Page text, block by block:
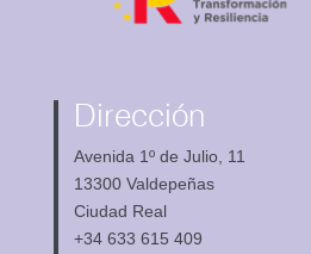
Dirección
Avenida 1º de Julio, 11
13300 Valdepeñas
Ciudad Real
+34 633 615 409